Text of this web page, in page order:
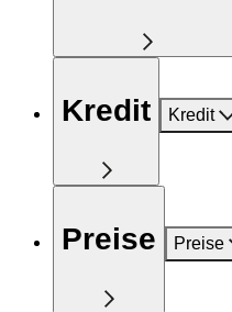
Kredit Kredit
Preise Preise